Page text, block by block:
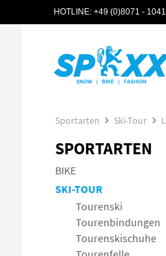
Hauptinhalt springen
Zur Suche springen
Zur Hauptnavigation springen
HOTLINE: +49 (0)8071 -
Sportarten Ski-Tour
SPORTARTEN
BIKE
SKI-TOUR
Tourenski
Tourenbindungen
Tourenskischuhe